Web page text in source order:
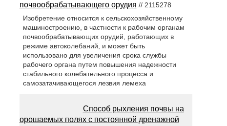
почвообрабатывающего орудия // 2115278
Изобретение относится к сельскохозяйственному
машиностроению, в частности к рабочим органам
почвообрабатывающих орудий, работающих в
режиме автоколебаний, и может быть
использовано для увеличения срока службы
рабочего органа путем повышения надежности
стабильного колебательного процесса и
самозатачивающегося лезвия лемеха
Способ рыхления почвы на
орошаемых полях с постоянной дренажной